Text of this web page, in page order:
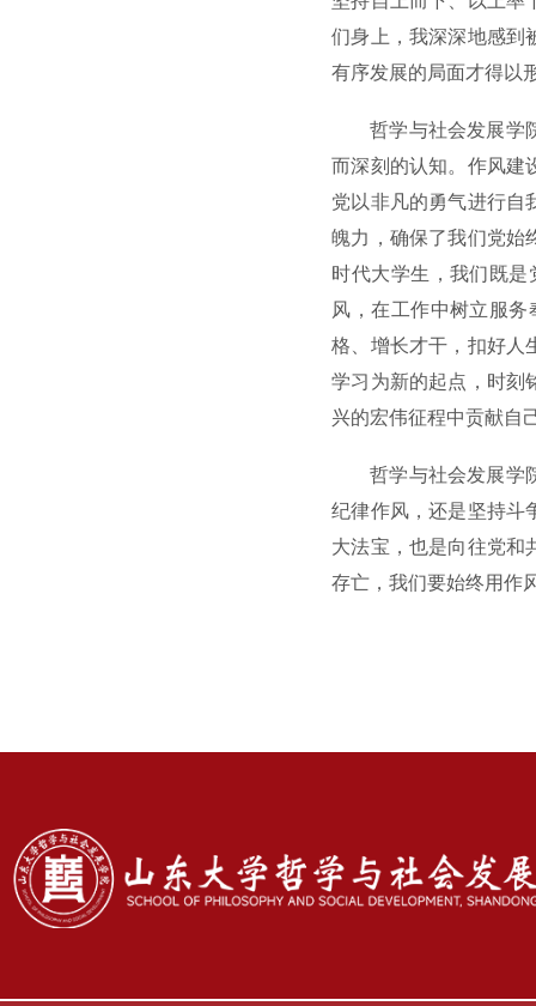
们身上，我深深地感到
有序发展的局面才得以
哲学与社会发展学
而深刻的认知。作风建
党以非凡的勇气进行自
魄力，确保了我们党始
时代大学生，我们既
风，在工作中树立服
格、增长才干，扣好人
学习为新的起点，时刻
兴的宏伟征程中贡献自
哲学与社会发展学
纪律作风，还是坚持斗
大法宝，也是向往党和
存亡，我们要始终用作